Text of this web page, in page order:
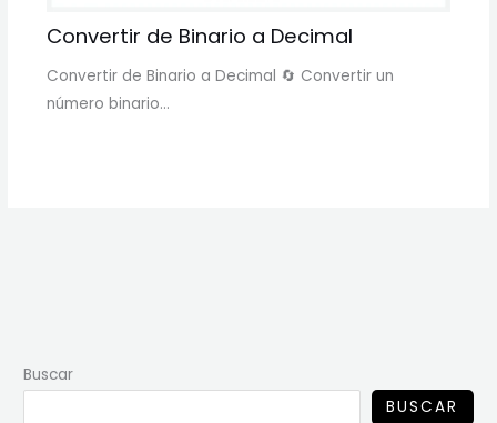
Convertir de Binario a Decimal
Convertir de Binario a Decimal 🔄 Convertir un
número binario…
Buscar
BUSCAR